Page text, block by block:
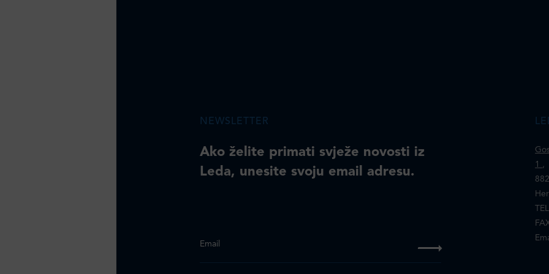
NEWSLETTER
Ako želite primati svježe novosti iz
Leda, unesite svoju email adresu.
Email
1 ,